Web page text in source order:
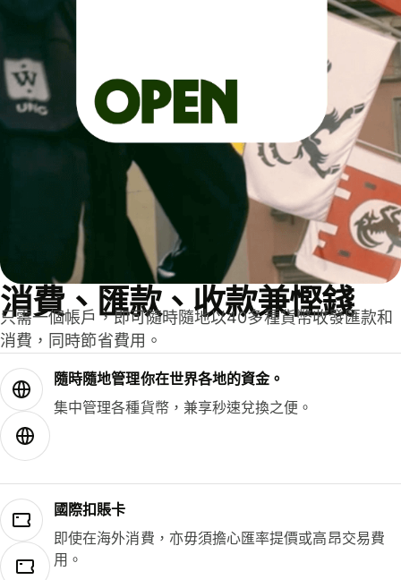
消費、匯款、收款兼慳錢
只需一個帳戶，即可隨時隨地以40多種貨幣收發匯款和
消費，同時節省費用。
隨時隨地管理你在世界各地的資金。
集中管理各種貨幣，兼享秒速兌換之便。
國際扣賬卡
即使在海外消費，亦毋須擔心匯率提價或高昂交易費
用。